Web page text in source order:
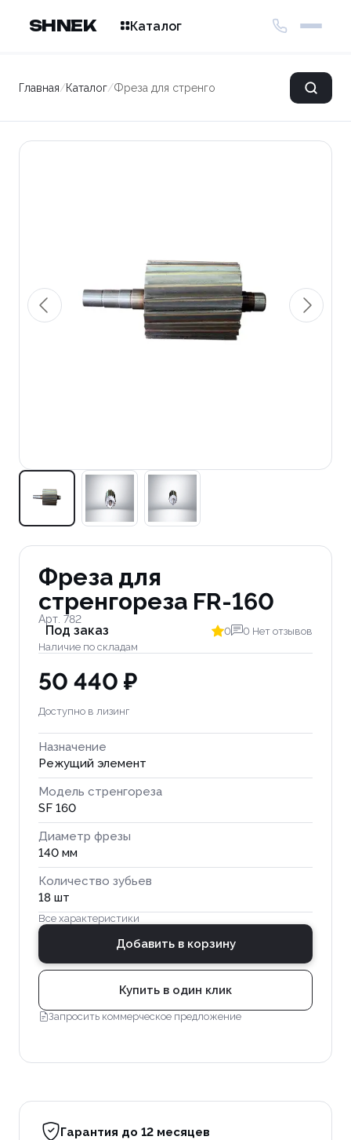
SHNEK Каталог
Главная/Каталог/Фреза для стренгореза FR-160
Фреза для
стренгореза FR-160
Арт. 782
Под заказ
Наличие по складам
0 0 Нет отзывов
50 440 ₽
Доступно в лизинг
Назначение
Режущий элемент
Модель стренгореза
SF 160
Диаметр фрезы
140 мм
Количество зубьев
18 шт
Все характеристики
Добавить в корзину
Купить в один клик
Запросить коммерческое предложение
Гарантия до 12 месяцев